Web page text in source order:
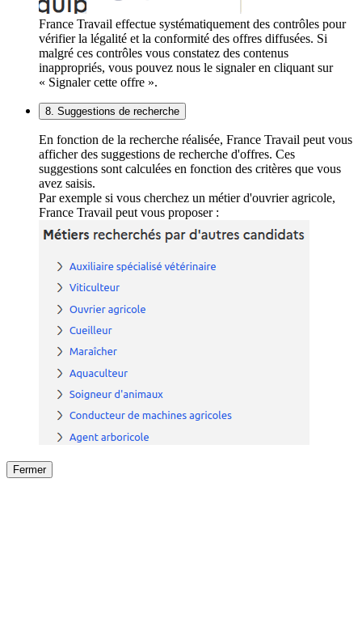
France Travail effectue systématiquement des contrôles pour
vérifier la légalité et la conformité des offres diffusées. Si
malgré ces contrôles vous constatez des contenus
inappropriés, vous pouvez nous le signaler en cliquant sur
« Signaler cette offre ».
8. Suggestions de recherche
En fonction de la recherche réalisée, France Travail peut vous
afficher des suggestions de recherche d'offres. Ces
suggestions sont calculées en fonction des critères que vous
avez saisis.
Par exemple si vous cherchez un métier d'ouvrier agricole,
France Travail peut vous proposer :
Fermer